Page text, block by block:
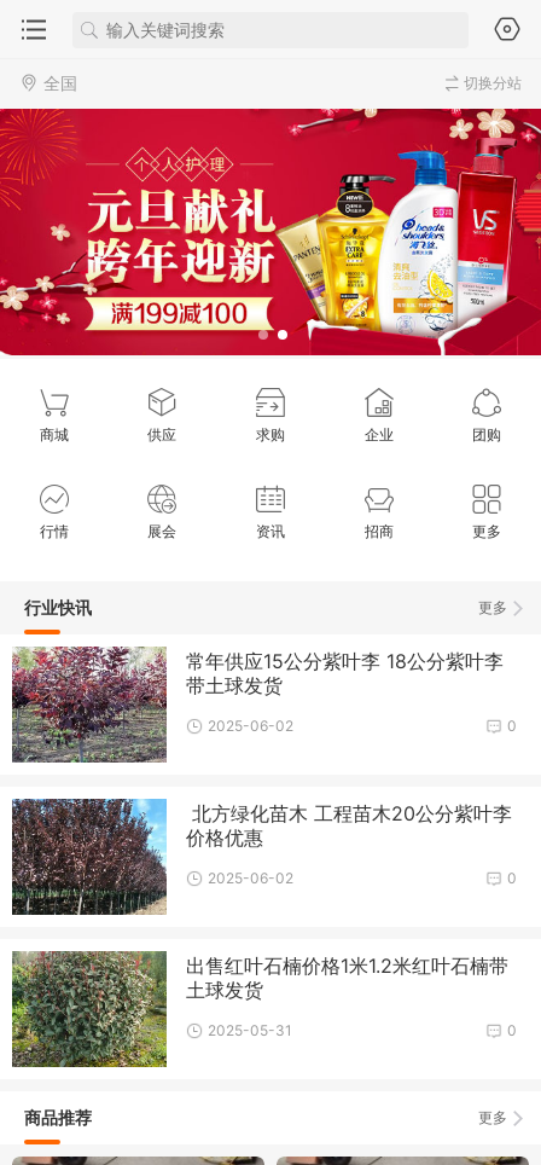
切换分站
全国
商城 供应 求购 企业 团购
行情 展会 资讯 招商 更多
更多
行业快讯
常年供应15公分紫叶李 18公分紫叶李
带土球发货
0
2025-06-02
北方绿化苗木 工程苗木20公分紫叶李
价格优惠
0
2025-06-02
出售红叶石楠价格1米1.2米红叶石楠带
土球发货
0
2025-05-31
更多
商品推荐